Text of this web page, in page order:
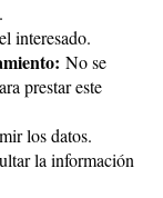
interesado.
No se
prestar este
los datos.
la información